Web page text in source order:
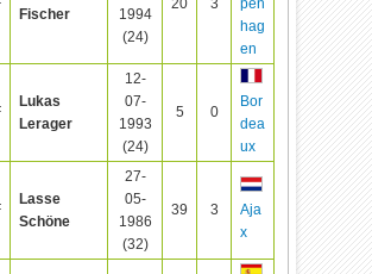
Fischer
1994
(24)
20 3
pen
hag
en
Lukas
Lerager
12-
07-
1993
(24)
5 0
Bor
dea
ux
Lasse
Schöne
27-
05-
1986
(32)
39 3
Aja
x